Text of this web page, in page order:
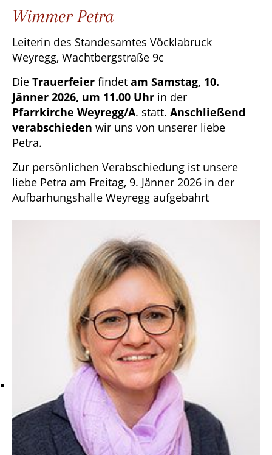
Wimmer Petra
Leiterin des Standesamtes Vöcklabruck
Weyregg, Wachtbergstraße 9c
Die Trauerfeier findet am Samstag, 10.
Jänner 2026, um 11.00 Uhr in der
Pfarrkirche Weyregg/A. statt. Anschließend
verabschieden wir uns von unserer liebe
Petra.
Zur persönlichen Verabschiedung ist unsere
liebe Petra am Freitag, 9. Jänner 2026 in der
Aufbarhungshalle Weyregg aufgebahrt